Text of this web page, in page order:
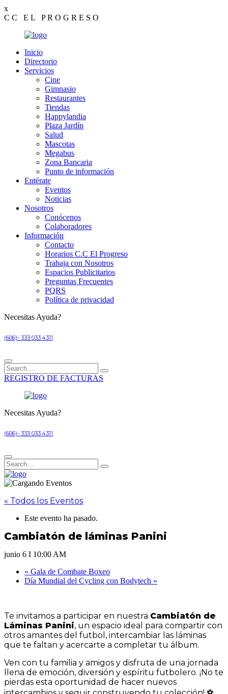
x
C C E L P R O G R E S O
Inicio
Directorio
Servicios
Cine
Gimnasio
Restaurantes
Tiendas
Happylandia
Plaza Jardín
Salud
Mascotas
Megabus
Zona Bancaria
Punto de información
Entérate
Eventos
Noticias
Nosotros
Conócenos
Colaboradores
Información
Contacto
Horarios C.C El Progreso
Trabaja con Nosotros
Espacios Publicitarios
Preguntas Frecuentes
PQRS
Política de privacidad
Necesitas Ayuda?
(606)- 333 033 4311
REGISTRO DE FACTURAS
Necesitas Ayuda?
(606)- 333 033 4311
« Todos los Eventos
Este evento ha pasado.
Cambiatón de láminas Panini
junio 6 I 10:00 AM
« Gala de Combate Boxeo
Día Mundial del Cycling con Bodytech »
Te invitamos a participar en nuestra Cambiatón de
Láminas Panini, un espacio ideal para compartir con
otros amantes del futbol, intercambiar las láminas
que te faltan y acercarte a completar tu álbum.
Ven con tu familia y amigos y disfruta de una jornada
llena de emoción, diversión y espíritu futbolero. ¡No te
pierdas esta oportunidad de hacer nuevos